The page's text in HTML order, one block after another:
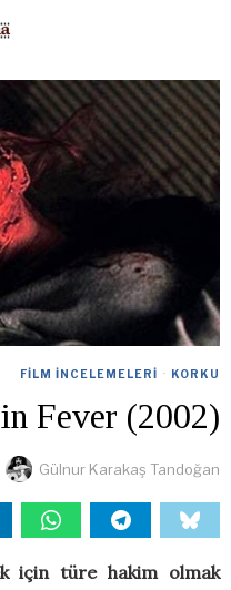
FILM İNCELEMELERI · KORKU
Fever (2002)
Gülnur Karakaş Tandoğan
için türe hakim olmak